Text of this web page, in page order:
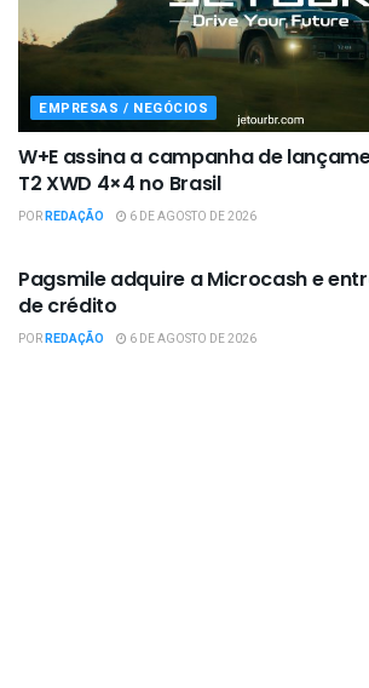
EMPRESAS / NEGÓCIOS
W+E assina a campanha de
T2 XWD 4×4 no Brasil
PORREDAÇÃO 6 DE AGOSTO DE 2026
Pagsmile adquire a Microcash e
de crédito
PORREDAÇÃO 6 DE AGOSTO DE 2026